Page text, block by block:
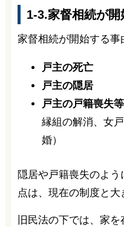
1-3.家督相続が開
家督相続が開始する事
戸主の死亡
戸主の隠居
戸主の戸籍喪失等
縁組の解消、女
婚）
隠居や戸籍喪失のよ
点は、現在の制度と大
旧民法の下では、家